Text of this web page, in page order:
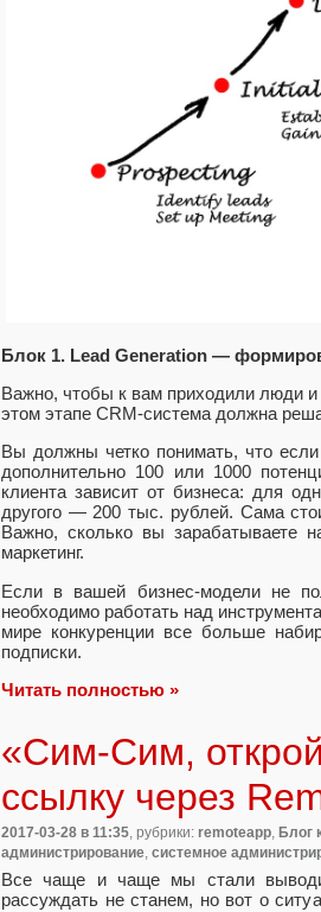
Блок 1. Lead Generation —
Важно, чтобы к вам приходили люди
этом этапе CRM-система должна
Вы должны четко понимать, что
дополнительно 100 или 1000
клиента зависит от бизнеса: для
другого — 200 тыс. рублей. Сама
Важно, сколько вы зарабатываете
маркетинг.
Если в вашей бизнес-модели не
необходимо работать над
мире конкуренции все больше
подписки.
Читать полностью »
«Сим-Сим,
ссылку через
2017-03-28 в 11:35, рубрики: remoteapp, Блог
администрирование, системное
Все чаще и чаще мы стали
рассуждать не станем, но вот о